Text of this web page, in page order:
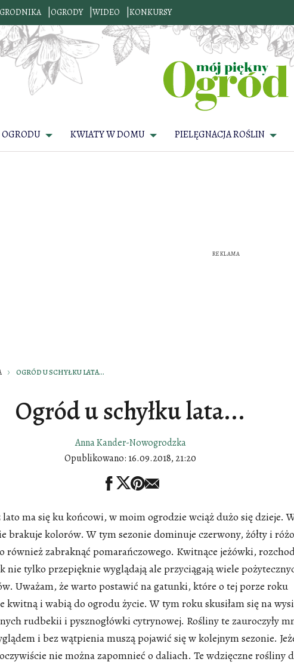
OGRODY WIDEO KONKURSY
KWIATY W DOMU PIELĘGNACJA ROŚLIN
OGRÓD U SCHYŁKU LATA...
Ogród u schyłku lata...
Anna Kander-Nowogrodzka
Opublikowano: 16.09.2018, 21:20
lato ma się ku końcowi, w moim ogrodzie wciąż dużo się dzieje.
brakuje kolorów. W tym sezonie dominuje czerwony, żółty i
również zabraknąć pomarańczowego. Kwitnące jeżówki,
nie tylko przepięknie wyglądają ale przyciągają wiele
Uważam, że warto postawić na gatunki, które o tej porze roku
kwitną i wabią do ogrodu życie. W tym roku skusiłam się na
rudbekii i pysznogłówki cytrynowej. Rośliny te zauroczyły
i bez wątpienia muszą pojawić się w kolejnym sezonie.
nie można zapomnieć o daliach. Te wdzięczne rośliny